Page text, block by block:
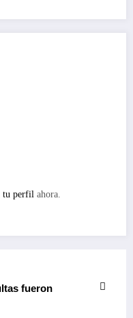
tu perfil ahora.
fueron